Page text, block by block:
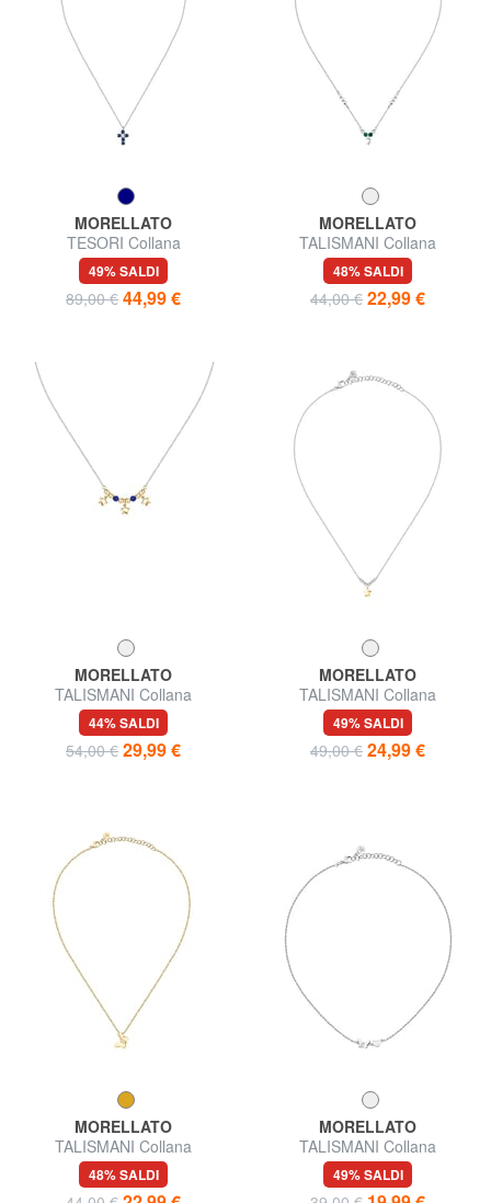
MORELLATO
TESORI Collana
49% SALDI
89,00 € 44,99 €
MORELLATO
TALISMANI Collana
48% SALDI
44,00 € 22,99 €
MORELLATO
TALISMANI Collana
44% SALDI
54,00 € 29,99 €
MORELLATO
TALISMANI Collana
49% SALDI
49,00 € 24,99 €
MORELLATO
TALISMANI Collana
48% SALDI
MORELLATO
TALISMANI Collana
49% SALDI